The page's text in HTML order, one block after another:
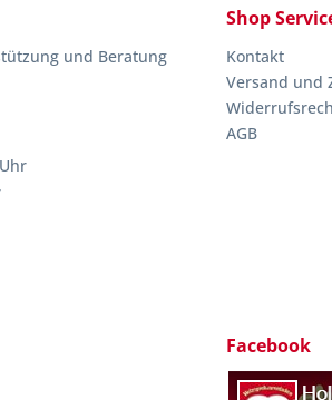
und Beratung
Shop
Kontakt
Versand und
AGB
Facebook